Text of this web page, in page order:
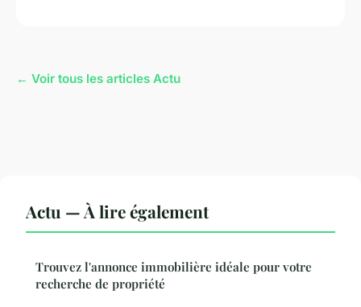
← Voir tous les articles Actu
Actu — À lire également
Trouvez l'annonce immobilière idéale pour votre
recherche de propriété